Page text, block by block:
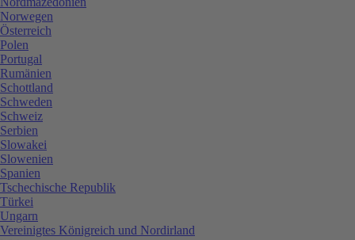
Norwegen
Österreich
Polen
Portugal
Rumänien
Schottland
Schweden
Schweiz
Serbien
Slowakei
Slowenien
Spanien
Tschechische Republik
Türkei
Ungarn
Vereinigtes Königreich und Nordirland